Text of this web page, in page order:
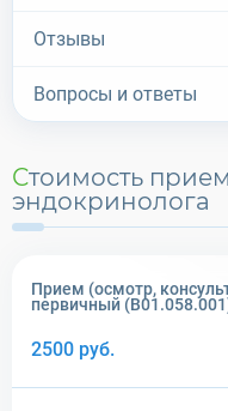
Отзывы
Вопросы и ответы
Стоимость приема врача-
эндокринолога
Прием (осмотр,
первичный
2500 руб.